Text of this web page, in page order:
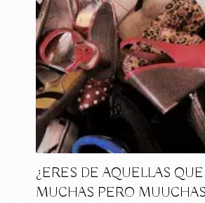
¿ERES DE AQUELLAS
MUCHAS PERO